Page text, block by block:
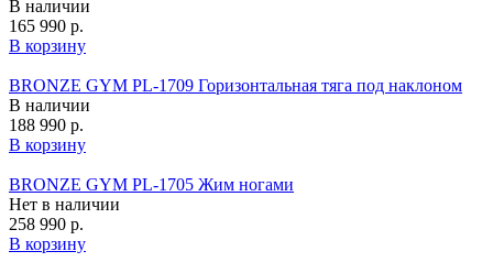
В наличии
165 990 р.
В корзину
BRONZE GYM PL-1709 Горизонтальная тяга под наклоном
В наличии
188 990 р.
В корзину
BRONZE GYM PL-1705 Жим ногами
Нет в наличии
258 990 р.
В корзину